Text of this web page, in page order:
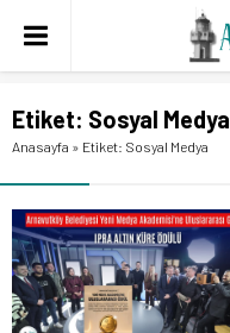
Etiket: Sosyal Medya
Anasayfa » Etiket: Sosyal Medya